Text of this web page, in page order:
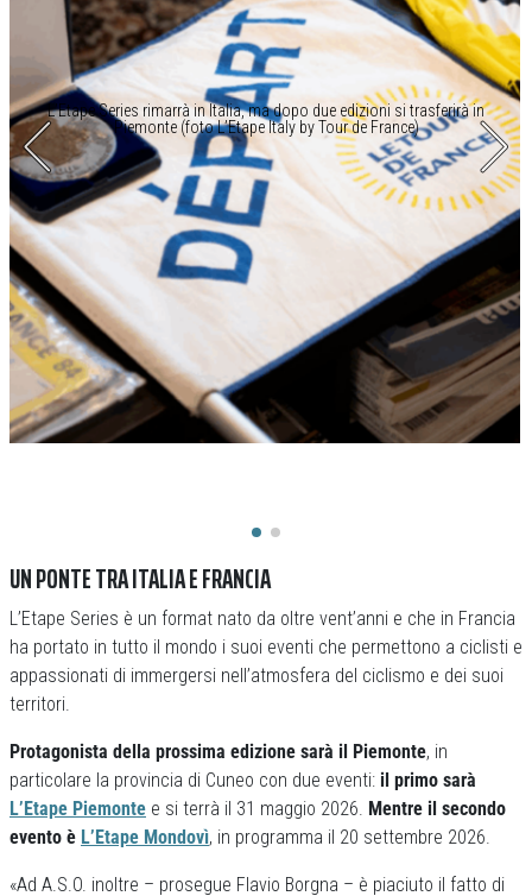
L’Etape Series rimarrà in Italia, ma dopo due edizioni si trasferirà in
Piemonte (foto L’Etape Italy by Tour de France)
UN PONTE TRA ITALIA E FRANCIA
L’Etape Series è un format nato da oltre vent’anni e che in Francia
ha portato in tutto il mondo i suoi eventi che permettono a ciclisti e
appassionati di immergersi nell’atmosfera del ciclismo e dei suoi
territori.
Protagonista della prossima edizione sarà il Piemonte, in
particolare la provincia di Cuneo con due eventi: il primo sarà
L’Etape Piemonte e si terrà il 31 maggio 2026. Mentre il secondo
evento è L’Etape Mondovì, in programma il 20 settembre 2026.
«Ad A.S.O. inoltre – prosegue Flavio Borgna – è piaciuto il fatto di